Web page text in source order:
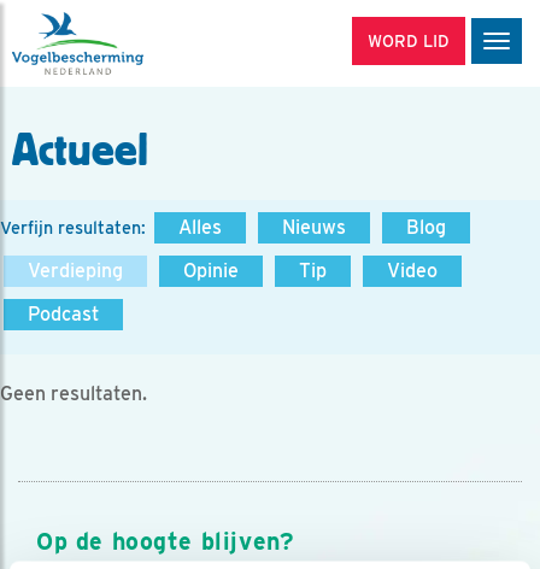
WORD LID
Actueel
Verfijn resultaten: Alles Nieuws
Blog
Verdieping
Opinie Tip
Video
Podcast
Geen resultaten.
Op de hoogte blijven?